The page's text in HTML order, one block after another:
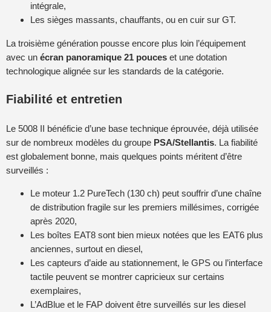
intégrale,
Les sièges massants, chauffants, ou en cuir sur GT.
La troisième génération pousse encore plus loin l’équipement
avec un écran panoramique 21 pouces et une dotation
technologique alignée sur les standards de la catégorie.
Fiabilité et entretien
Le 5008 II bénéficie d’une base technique éprouvée, déjà utilisée
sur de nombreux modèles du groupe PSA/Stellantis. La fiabilité
est globalement bonne, mais quelques points méritent d’être
surveillés :
Le moteur 1.2 PureTech (130 ch) peut souffrir d’une chaîne
de distribution fragile sur les premiers millésimes, corrigée
après 2020,
Les boîtes EAT8 sont bien mieux notées que les EAT6 plus
anciennes, surtout en diesel,
Les capteurs d’aide au stationnement, le GPS ou l’interface
tactile peuvent se montrer capricieux sur certains
exemplaires,
L’AdBlue et le FAP doivent être surveillés sur les diesel